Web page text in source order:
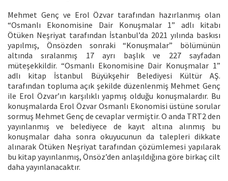
Mehmet Genç ve Erol Özvar tarafından hazırlanmış olan
“Osmanlı Ekonomisine Dair Konuşmalar 1” adlı kitabı
Ötüken Neşriyat tarafından İstanbul’da 2021 yılında baskısı
yapılmış, Önsözden sonraki “Konuşmalar” bölümünün
altında sıralanmış 17 ayrı başlık ve 227 sayfadan
müteşekkildir. “Osmanlı Ekonomisine Dair Konuşmalar 1”
adlı kitap İstanbul Büyükşehir Belediyesi Kültür AŞ.
tarafından topluma açık şekilde düzenlenmiş Mehmet Genç
ile Erol Özvar’ın karşılıklı yapmış olduğu konuşmalardır. Bu
konuşmalarda Erol Özvar Osmanlı Ekonomisi üstüne sorular
sormuş Mehmet Genç de cevaplar vermiştir. O anda TRT2 den
yayınlanmış ve belediyece de kayıt altına alınmış bu
konuşmalar daha sonra okuyucunun da talepleri dikkate
alınarak Ötüken Neşriyat tarafından çözümlemesi yapılarak
bu kitap yayınlanmış, Önsöz’den anlaşıldığına göre birkaç cilt
daha yayınlanacaktır.